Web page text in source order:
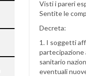
Visti i pareri
Sentite le
Decreta:
1. I soggetti
partecipazione
sanitario
eventuali